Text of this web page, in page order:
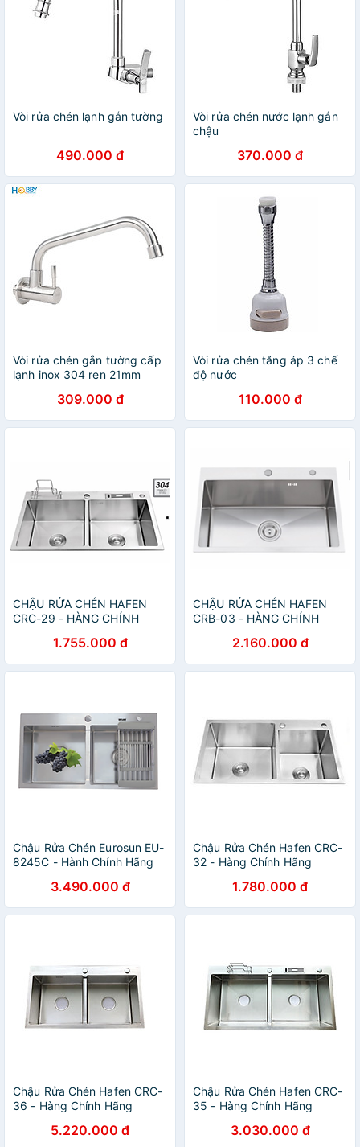
Vòi rửa chén lạnh gắn tường
490.000 đ
Vòi rửa chén nước lạnh gắn
chậu
370.000 đ
Vòi rửa chén gắn tường cấp
lạnh inox 304 ren 21mm
309.000 đ
Vòi rửa chén tăng áp 3 chế
độ nước
110.000 đ
CHẬU RỬA CHÉN HAFEN
CRC-29 - HÀNG CHÍNH
1.755.000 đ
CHẬU RỬA CHÉN HAFEN
CRB-03 - HÀNG CHÍNH
2.160.000 đ
Chậu Rửa Chén Eurosun EU-
8245C - Hành Chính Hãng
3.490.000 đ
Chậu Rửa Chén Hafen CRC-
32 - Hàng Chính Hãng
1.780.000 đ
Chậu Rửa Chén Hafen CRC-
36 - Hàng Chính Hãng
5.220.000 đ
Chậu Rửa Chén Hafen CRC-
35 - Hàng Chính Hãng
3.030.000 đ